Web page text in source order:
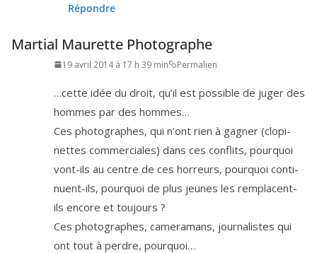
Répondre
Martial Maurette Photographe
19 avril 2014 à 17 h 39 min Permalien
…cette idée du droit, qu’il est pos­sible de juger des
hommes par des hommes…
Ces pho­to­graphes, qui n’ont rien à gagner (clo­pi­
nettes com­mer­ciales) dans ces conflits, pour­quoi
vont-ils au centre de ces hor­reurs, pour­quoi conti­
nuent-ils, pour­quoi de plus jeunes les rem­placent-
ils encore et toujours ?
Ces pho­to­graphes, came­ra­mans, jour­na­listes qui
ont tout à perdre, pourquoi…